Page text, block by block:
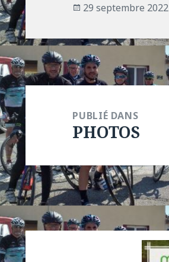
Publié
29 septembre 2022
Navigation
l’article
PUBLIÉ DANS
PHOTOS